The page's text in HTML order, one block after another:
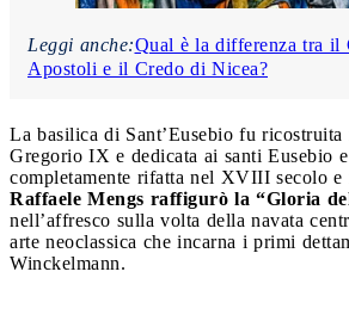
Leggi anche:Qual è la differenza tra il
Apostoli e il Credo di Nicea?
La basilica di Sant’Eusebio fu ricostruita
Gregorio IX e dedicata ai santi Eusebio
completamente rifatta nel XVIII secolo e
Raffaele Mengs raffigurò la “Gloria
nell’affresco sulla volta della navata
arte neoclassica che incarna i primi
Winckelmann.